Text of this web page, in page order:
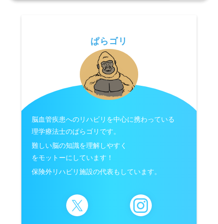
ぱらゴリ
脳血管疾患へのリハビリを中心に携わっている
理学療法士のぱらゴリです。
難しい脳の知識を理解しやすく
をモットーにしています！
保険外リハビリ施設の代表もしています。